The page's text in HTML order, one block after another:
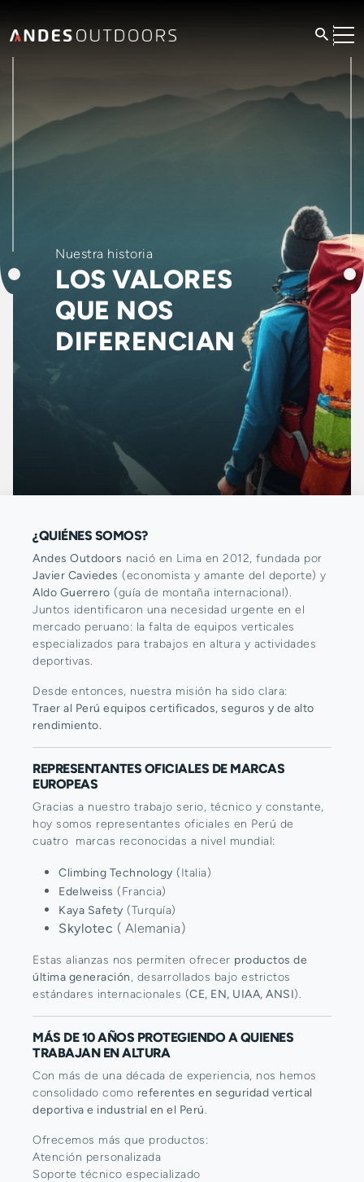
Nuestra historia
LOS VALORES
QUE NOS
DIFERENCIAN
¿QUIÉNES SOMOS?
Andes Outdoors nació en Lima en 2012, fundada por
Javier Caviedes (economista y amante del deporte) y
Aldo Guerrero (guía de montaña internacional).
Juntos identificaron una necesidad urgente en el
mercado peruano: la falta de equipos verticales
especializados para trabajos en altura y actividades
deportivas.
Desde entonces, nuestra misión ha sido clara:
Traer al Perú equipos certificados, seguros y de alto
rendimiento.
REPRESENTANTES OFICIALES DE MARCAS
EUROPEAS
Gracias a nuestro trabajo serio, técnico y constante,
hoy somos representantes oficiales en Perú de
cuatro marcas reconocidas a nivel mundial:
Climbing Technology (Italia)
Edelweiss (Francia)
Kaya Safety (Turquía)
Skylotec ( Alemania)
Estas alianzas nos permiten ofrecer productos de
última generación, desarrollados bajo estrictos
estándares internacionales (CE, EN, UIAA, ANSI).
MÁS DE 10 AÑOS PROTEGIENDO A QUIENES
TRABAJAN EN ALTURA
Con más de una década de experiencia, nos hemos
consolidado como referentes en seguridad vertical
deportiva e industrial en el Perú.
Ofrecemos más que productos:
Atención personalizada
Soporte técnico especializado